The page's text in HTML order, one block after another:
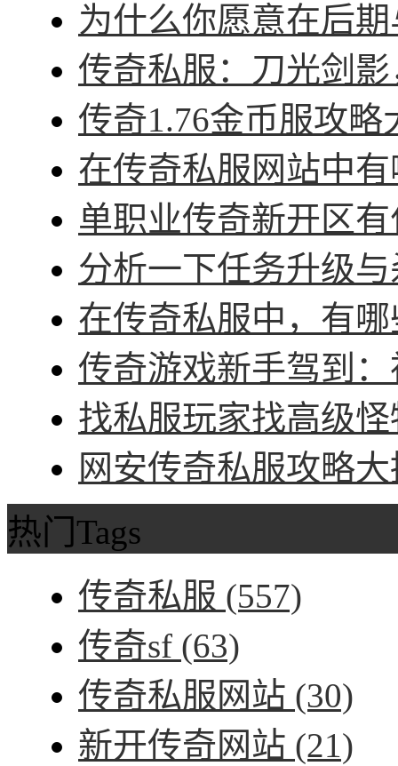
为什么你愿意在后
传奇私服：刀光剑
传奇1.76金币服攻
在传奇私服网站中
单职业传奇新开区
分析一下任务升级
在传奇私服中，有
传奇游戏新手驾到
找私服玩家找高级
网安传奇私服攻略
热门Tags
传奇私服 (557)
传奇sf (63)
传奇私服网站 (30)
新开传奇网站 (21)